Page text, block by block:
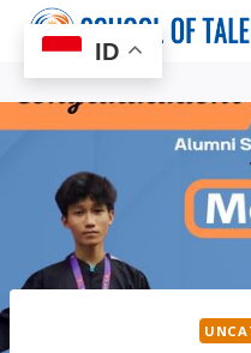
Skip
content
ID